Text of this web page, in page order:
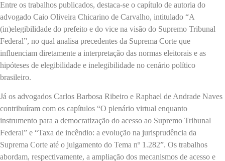
Entre os trabalhos publicados, destaca-se o capítulo de autoria do
advogado Caio Oliveira Chicarino de Carvalho, intitulado “A
(in)elegibilidade do prefeito e do vice na visão do Supremo Tribunal
Federal”, no qual analisa precedentes da Suprema Corte que
influenciam diretamente a interpretação das normas eleitorais e as
hipóteses de elegibilidade e inelegibilidade no cenário político
brasileiro.
Já os advogados Carlos Barbosa Ribeiro e Raphael de Andrade Naves
contribuíram com os capítulos “O plenário virtual enquanto
instrumento para a democratização do acesso ao Supremo Tribunal
Federal” e “Taxa de incêndio: a evolução na jurisprudência da
Suprema Corte até o julgamento do Tema nº 1.282”. Os trabalhos
abordam, respectivamente, a ampliação dos mecanismos de acesso e